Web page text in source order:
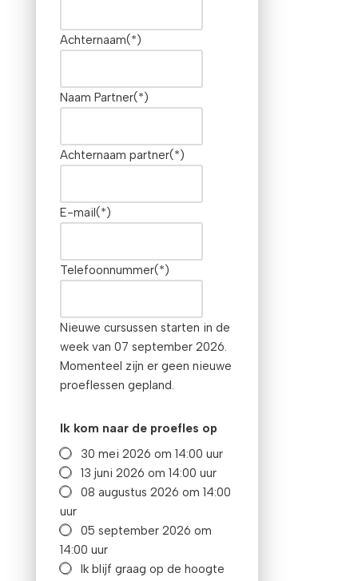
Achternaam(*)
Naam Partner(*)
Achternaam partner(*)
E-mail(*)
Telefoonnummer(*)
Nieuwe cursussen starten in de
week van 07 september 2026.
Momenteel zijn er geen nieuwe
proeflessen gepland.
Ik kom naar de proefles op
30 mei 2026 om 14:00 uur
13 juni 2026 om 14:00 uur
08 augustus 2026 om 14:00
uur
05 september 2026 om
14:00 uur
Ik blijf graag op de hoogte